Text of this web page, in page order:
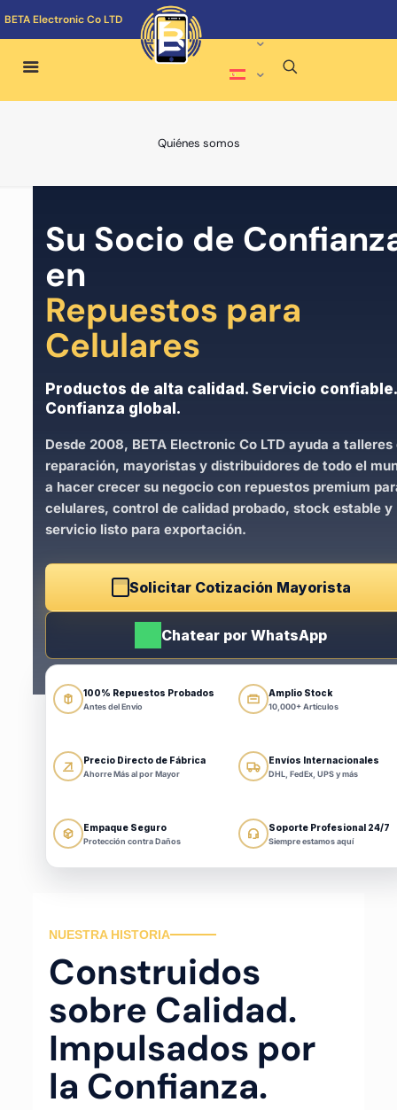
BETA Electronic Co LTD
Quiénes somos
Su Socio de
en
Repuestos para
Celulares
Productos de alta calidad. Servicio confiable.
Confianza global.
Desde 2008, BETA Electronic Co LTD ayuda a talleres
reparación, mayoristas y distribuidores de todo el
a hacer crecer su negocio con repuestos premium
celulares, control de calidad probado, stock estable y
servicio listo para exportación.
Solicitar Cotización Mayorista
Chatear por WhatsApp
100% Repuestos Probados
Antes del Envío
Amplio Stock
10,000+ Artículos
Precio Directo de Fábrica
Ahorre Más al por Mayor
Envíos Internacionales
DHL, FedEx, UPS y más
Empaque Seguro
Protección contra Daños
Soporte Profesional 24/7
Siempre estamos aquí
NUESTRA HISTORIA
Construidos
sobre Calidad.
Impulsados por
la Confianza.